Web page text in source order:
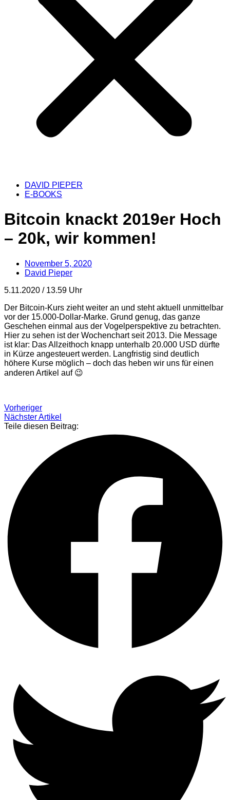
DAVID PIEPER
E-BOOKS
Bitcoin knackt 2019er Hoch
– 20k, wir kommen!
November 5, 2020
David Pieper
5.11.2020 / 13.59 Uhr
Der Bitcoin-Kurs zieht weiter an und steht aktuell unmittelbar
vor der 15.000-Dollar-Marke. Grund genug, das ganze
Geschehen einmal aus der Vogelperspektive zu betrachten.
Hier zu sehen ist der Wochenchart seit 2013. Die Message
ist klar: Das Allzeithoch knapp unterhalb 20.000 USD dürfte
in Kürze angesteuert werden. Langfristig sind deutlich
höhere Kurse möglich – doch das heben wir uns für einen
anderen Artikel auf 😉
Vorheriger
Nächster Artikel
Teile diesen Beitrag: